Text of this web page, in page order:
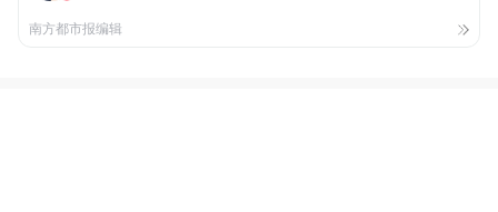
南方都市报编辑